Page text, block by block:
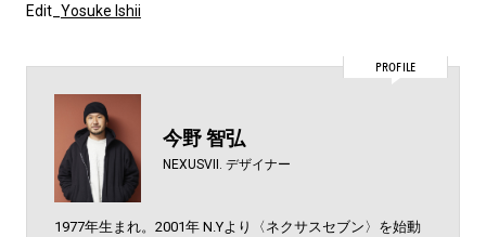
Edit_ Yosuke Ishii
PROFILE
今野 智弘
NEXUSVII. デザイナー
1977年生まれ。2001年 N.Yより〈ネクサスセブン〉を始動